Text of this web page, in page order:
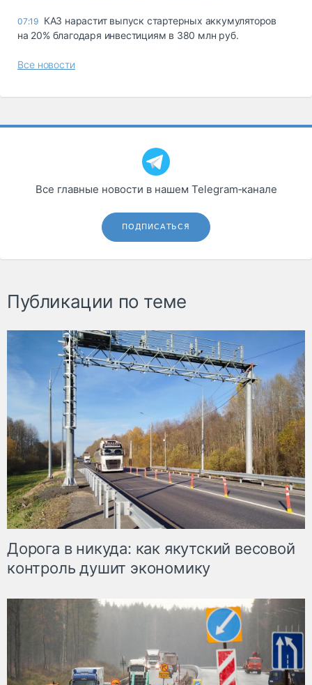
07:19 КАЗ нарастит выпуск стартерных аккумуляторов
на 20% благодаря инвестициям в 380 млн руб.
Все новости
Все главные новости в нашем Telegram‑канале
ПОДПИСАТЬСЯ
Публикации по теме
Дорога в никуда: как якутский весовой
контроль душит экономику